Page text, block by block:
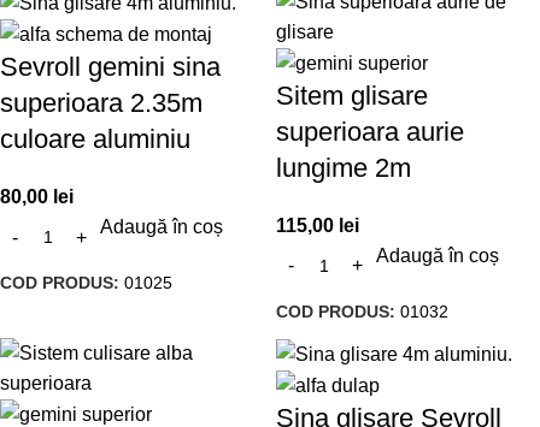
Sevroll gemini sina
superioara 2.35m
culoare aluminiu
80,00 lei
Adaugă în coș
COD PRODUS: 01025
Sitem glisare
superioara aurie
lungime 2m
115,00 lei
Adaugă în coș
COD PRODUS: 01032
Sina glisare Sevroll